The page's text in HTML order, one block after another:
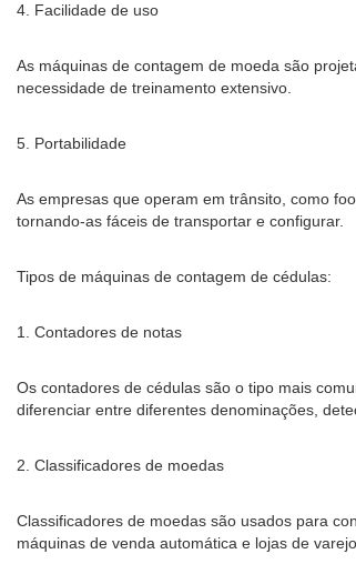
4. Facilidade de uso
As máquinas de contagem de moeda são
necessidade de treinamento extensivo.
5. Portabilidade
As empresas que operam em trânsito, como
tornando-as fáceis de transportar e configurar.
Tipos de máquinas de contagem de cédulas:
1. Contadores de notas
Os contadores de cédulas são o tipo mais
diferenciar entre diferentes denominações,
2. Classificadores de moedas
Classificadores de moedas são usados ​​para
máquinas de venda automática e lojas de varejo.